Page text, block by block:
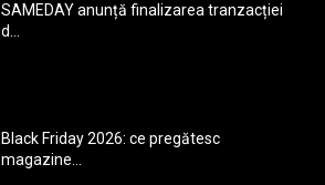
SAMEDAY anunță finalizarea tranzacției
d...
Black Friday 2026: ce pregătesc
magazine...